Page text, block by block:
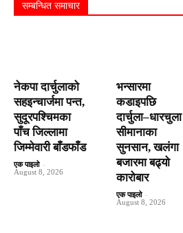
सम्बन्धित समाचार
नेकपा दार्चुलाको
सहइन्चार्जमा पन्त,
सुदूरपश्चिमका
पाँच जिल्लामा
जिम्मेवारी बाँडफाँड
एक पाइलो -
August 8, 2026
भन्सारमा
कडाइपछि
दार्चुला–धारचुला
सीमानाका
सुनसान, खलंगा
बजारमा बढ्यो
कारोबार
एक पाइलो -
August 8, 2026